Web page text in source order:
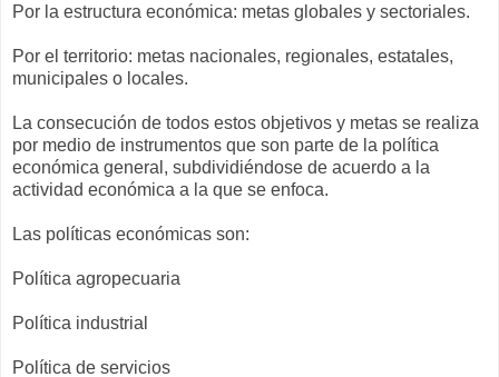
Por la estructura económica: metas globales y sectoriales.
Por el territorio: metas nacionales, regionales, estatales,
municipales o locales.
La consecución de todos estos objetivos y metas se realiza
por medio de instrumentos que son parte de la política
económica general, subdividiéndose de acuerdo a la
actividad económica a la que se enfoca.
Las políticas económicas son:
Política agropecuaria
Política industrial
Política de servicios